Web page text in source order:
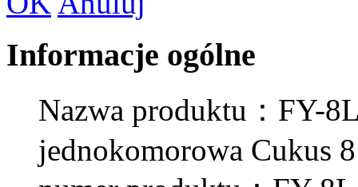
Informacje ogólne
Nazwa produktu：FY-
jednokomorowa Cukus